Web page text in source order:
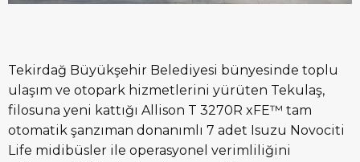
Tekirdağ Büyükşehir Belediyesi bünyesinde toplu
ulaşım ve otopark hizmetlerini yürüten Tekulaş,
filosuna yeni kattığı Allison T 3270R xFE™ tam
otomatik şanzıman donanımlı 7 adet Isuzu Novociti
Life midibüsler ile operasyonel verimliliğini